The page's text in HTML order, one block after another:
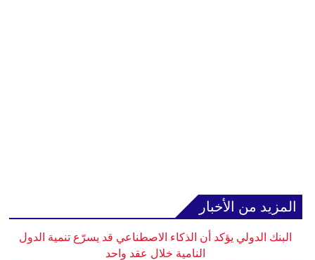
المزيد من الأخبار
البنك الدولي يؤكد أن الذكاء الاصطناعي قد يسرّع تنمية الدول
النامية خلال عقد واحد